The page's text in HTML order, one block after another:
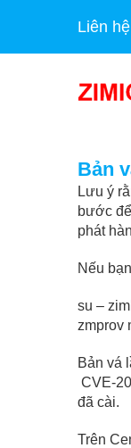
Liên
Bản
Lưu ý
bước
phát
Nếu
su –
zmprov
Bản vá
CVE-
đã cài.
Trên